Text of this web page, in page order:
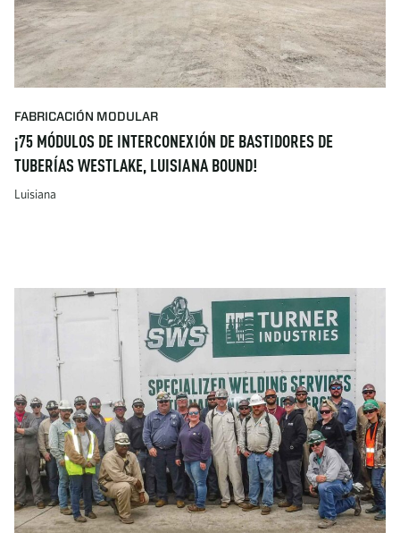
FABRICACIÓN MODULAR
¡75 MÓDULOS DE INTERCONEXIÓN DE BASTIDORES DE
TUBERÍAS WESTLAKE, LUISIANA BOUND!
Luisiana